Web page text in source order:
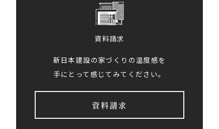
資料請求
新日本建設の家づくりの温度感を
手にとって感じてみてください。
資料請求